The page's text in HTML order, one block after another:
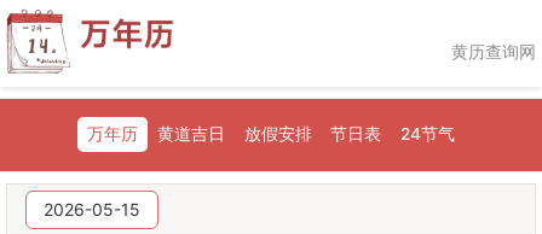
黄历查询网
万年历 黄道吉日 放假安排 节日表 24节气
2026-05-15